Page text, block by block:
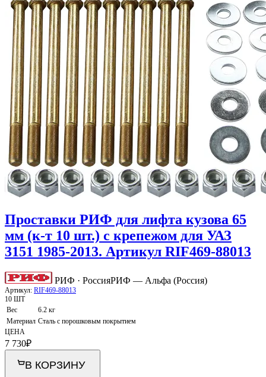
Проставки РИФ для лифта кузова 65
мм (к-т 10 шт.) с крепежом для УАЗ
3151 1985-2013. Артикул RIF469-88013
РИФ · РоссияРИФ — Альфа (Россия)
Артикул: RIF469-88013
10 ШТ
Вес
6.2 кг
Материал Сталь с порошковым покрытием
ЦЕНА
7 730₽
В КОРЗИНУ